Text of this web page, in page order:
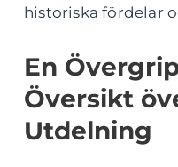
historiska fördelar
En
Översikt
Utdelning